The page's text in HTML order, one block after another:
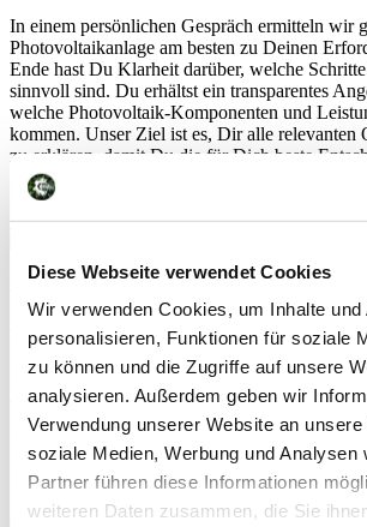
Diese Webseite verwendet Cookies
Wir verwenden Cookies, um Inhalte und
personalisieren, Funktionen für soziale
zu können und die Zugriffe auf unsere
analysieren. Außerdem geben wir
Verwendung unserer Website an
soziale Medien, Werbung und Analysen
Partner führen diese Informationen
weiteren Daten zusammen, die Sie
In einem persönlichen Gespräch ermitteln wir
Photovoltaikanlage am besten zu Deinen
Ende hast Du Klarheit darüber, welche
sinnvoll sind. Du erhältst ein transparentes
welche Photovoltaik-Komponenten und
kommen. Unser Ziel ist es, Dir alle relevanten
zu erklären, damit Du die für Dich beste
kannst um maximal viel Strom auf Ihrem
produzieren.
Wie läuft das ab?
Jetzt bist du dran
Werde auch
du Teil der Energiewende!
Werde auch DU Teil
der Energiewende!
Zum kostenlosen Angebot
Das könnte dich neben der
interessieren